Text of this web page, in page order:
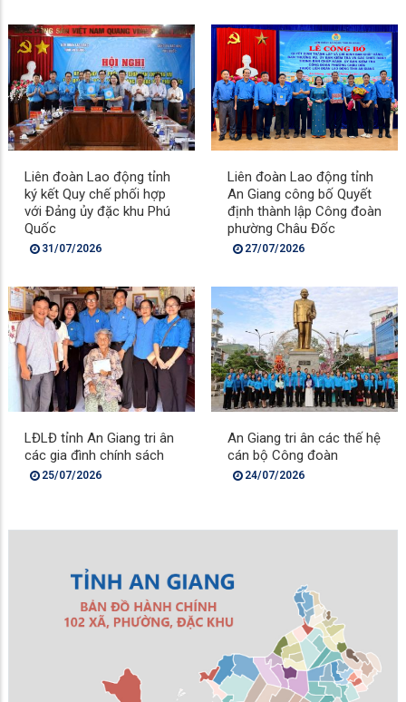
Liên đoàn Lao động tỉnh
ký kết Quy chế phối hợp
với Đảng ủy đặc khu Phú
Quốc
31/07/2026
Liên đoàn Lao động tỉnh
An Giang công bố Quyết
định thành lập Công đoàn
phường Châu Đốc
27/07/2026
LĐLĐ tỉnh An Giang tri ân
các gia đình chính sách
25/07/2026
An Giang tri ân các thế hệ
cán bộ Công đoàn
24/07/2026